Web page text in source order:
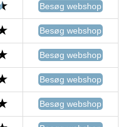
Besøg webshop
Besøg webshop
Besøg webshop
Besøg webshop
Besøg webshop